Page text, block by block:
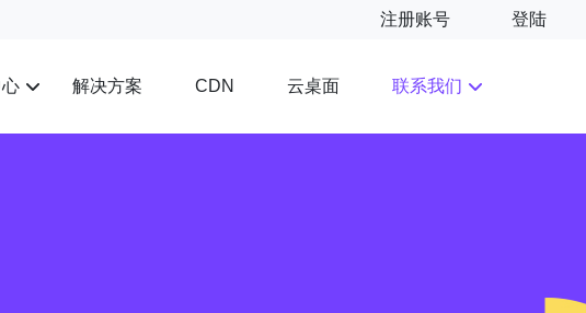
注册账号 登陆
解决方案 CDN 云桌面 联系我们